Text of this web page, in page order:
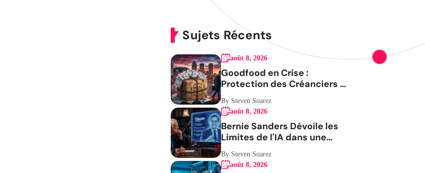
Sujets Récents
août 8, 2026
Goodfood en Crise :
Protection des Créanciers et
Avenir Incertain
By Steven Soarez
août 8, 2026
Bernie Sanders Dévoile les
Limites de l'IA dans une
Vidéo Virale
By Steven Soarez
août 8, 2026